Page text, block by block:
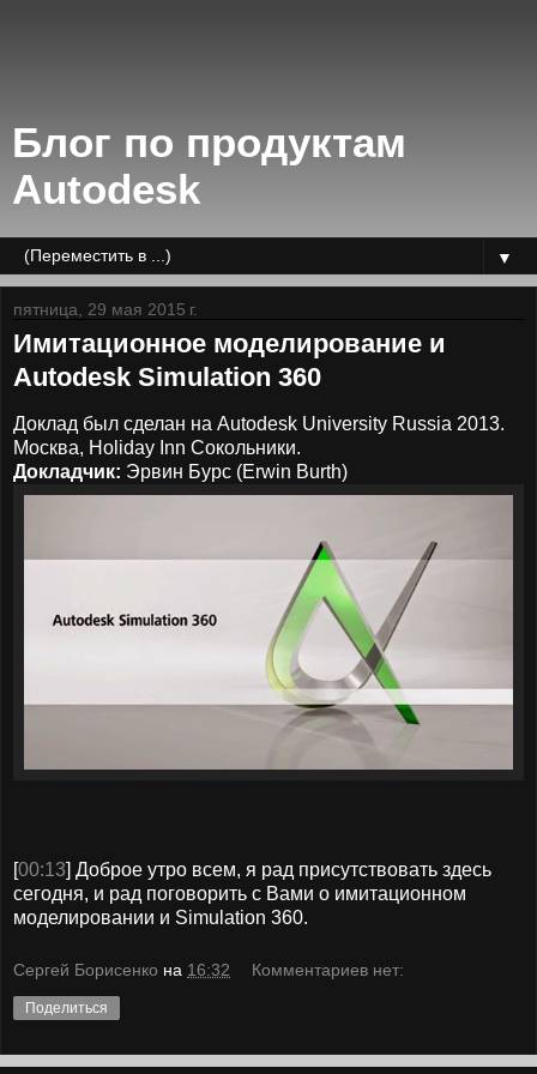
Блог по продуктам
Autodesk
▼
пятница, 29 мая 2015 г.
Имитационное моделирование и
Autodesk Simulation 360
Доклад был сделан на Autodesk University Russia 2013.
Москва, Holiday Inn Сокольники.
Докладчик: Эрвин Бурс (Erwin Burth)
[00:13] Доброе утро всем, я рад присутствовать здесь
сегодня, и рад поговорить с Вами о имитационном
моделировании и Simulation 360.
Сергей Борисенко на 16:32 Комментариев нет:
Поделиться